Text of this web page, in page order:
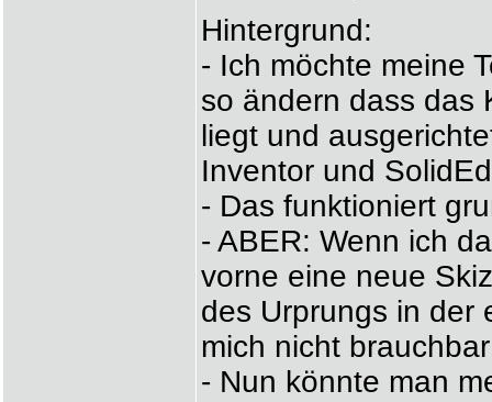
Hintergrund:
- Ich möchte meine
so ändern dass das
liegt und
Inventor und
- Das funktioniert
- ABER: Wenn ich
vorne eine neue
des Urprungs in der
mich nicht
- Nun könnte man